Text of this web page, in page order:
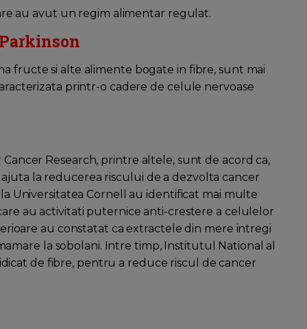
au avut un regim alimentar regulat.
fructe si alte alimente bogate in fibre, sunt mai
printr-o cadere de celule nervoase
Research, printre altele, sunt de acord ca,
la reducerea riscului de a dezvolta cancer
Universitatea Cornell au identificat mai multe
au activitati puternice anti-crestere a celulelor
au constatat ca extractele din mere intregi
la sobolani. Intre timp, Institutul National al
de fibre, pentru a reduce riscul de cancer